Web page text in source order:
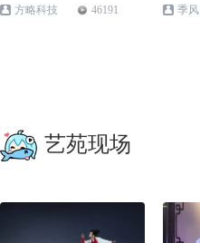
方略科技
46191
季风
艺苑现场